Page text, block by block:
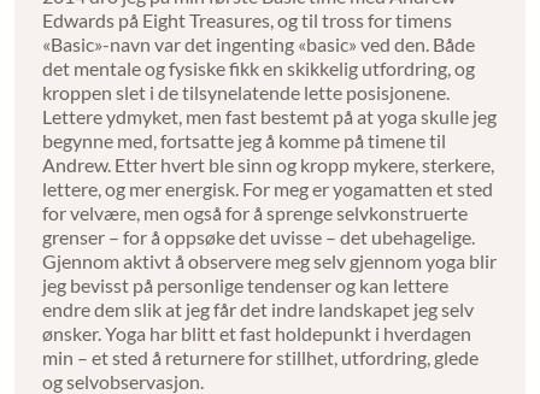
Edwards på Eight Treasures, og til tross for timens
«Basic»-navn var det ingenting «basic» ved den. Både
det mentale og fysiske fikk en skikkelig utfordring, og
kroppen slet i de tilsynelatende lette posisjonene.
Lettere ydmyket, men fast bestemt på at yoga skulle jeg
begynne med, fortsatte jeg å komme på timene til
Andrew. Etter hvert ble sinn og kropp mykere, sterkere,
lettere, og mer energisk. For meg er yogamatten et sted
for velvære, men også for å sprenge selvkonstruerte
grenser – for å oppsøke det uvisse – det ubehagelige.
Gjennom aktivt å observere meg selv gjennom yoga blir
jeg bevisst på personlige tendenser og kan lettere
endre dem slik at jeg får det indre landskapet jeg selv
ønsker. Yoga har blitt et fast holdepunkt i hverdagen
min – et sted å returnere for stillhet, utfordring, glede
og selvobservasjon.